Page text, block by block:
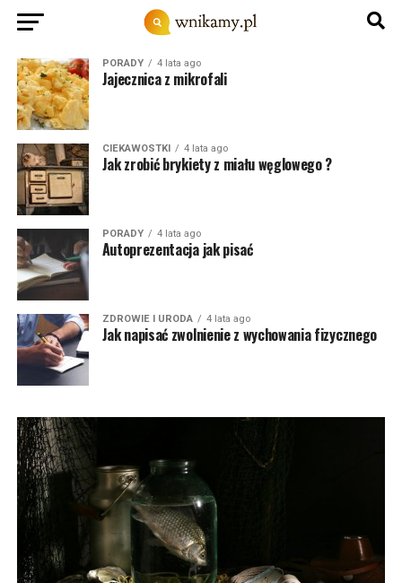
PORADY 4 lata ago
Jajecznica z mikrofali
CIEKAWOSTKI 4 lata ago
Jak zrobić brykiety z miału węglowego ?
PORADY 4 lata ago
Autoprezentacja jak pisać
ZDROWIE I URODA 4 lata ago
Jak napisać zwolnienie z wychowania fizycznego